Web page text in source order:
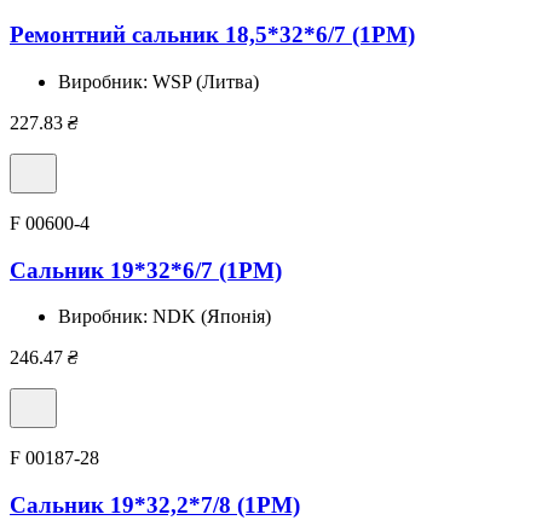
Ремонтний сальник 18,5*32*6/7 (1PM)
Виробник: WSP (Литва)
227.83 ₴
F 00600-4
Сальник 19*32*6/7 (1PM)
Виробник: NDK (Японія)
246.47 ₴
F 00187-28
Сальник 19*32,2*7/8 (1PM)